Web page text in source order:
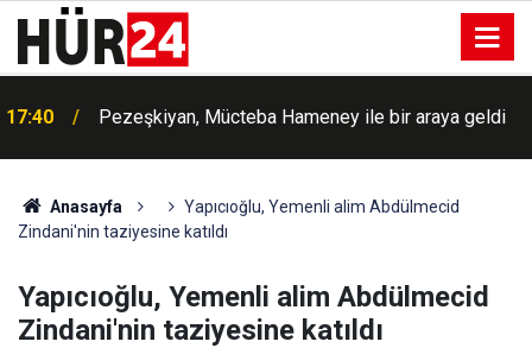
17:40 Filistin Konvoyu Çınar'da yoğun katılım ile karşılandı
Anasayfa
Yapıcıoğlu, Yemenli alim Abdülmecid
Zindani'nin taziyesine katıldı
Yapıcıoğlu, Yemenli alim Abdülmecid
Zindani'nin taziyesine katıldı